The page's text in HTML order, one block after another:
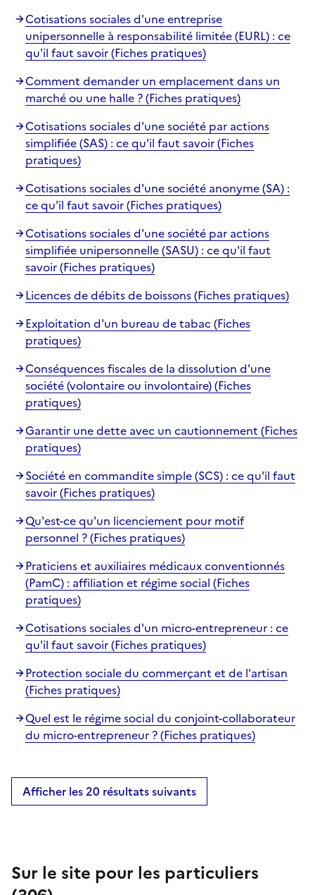
Cotisations sociales d'une entreprise
unipersonnelle à responsabilité limitée (EURL) : ce
qu'il faut savoir (Fiches pratiques)
Comment demander un emplacement dans un
marché ou une halle ? (Fiches pratiques)
Cotisations sociales d'une société par actions
simplifiée (SAS) : ce qu'il faut savoir (Fiches
pratiques)
Cotisations sociales d'une société anonyme (SA) :
ce qu'il faut savoir (Fiches pratiques)
Cotisations sociales d'une société par actions
simplifiée unipersonnelle (SASU) : ce qu'il faut
savoir (Fiches pratiques)
Licences de débits de boissons (Fiches pratiques)
Exploitation d'un bureau de tabac (Fiches
pratiques)
Conséquences fiscales de la dissolution d'une
société (volontaire ou involontaire) (Fiches
pratiques)
Garantir une dette avec un cautionnement (Fiches
pratiques)
Société en commandite simple (SCS) : ce qu'il faut
savoir (Fiches pratiques)
Qu'est-ce qu'un licenciement pour motif
personnel ? (Fiches pratiques)
Praticiens et auxiliaires médicaux conventionnés
(PamC) : affiliation et régime social (Fiches
pratiques)
Cotisations sociales d'un micro-entrepreneur : ce
qu'il faut savoir (Fiches pratiques)
Protection sociale du commerçant et de l'artisan
(Fiches pratiques)
Quel est le régime social du conjoint-collaborateur
du micro-entrepreneur ? (Fiches pratiques)
Afficher les 20 résultats suivants
Sur le site pour les particuliers